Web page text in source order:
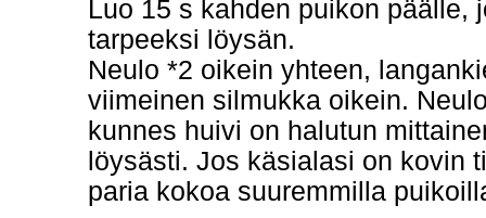
Luo 15 s kahden puikon päälle,
tarpeeksi löysän.
Neulo *2 oikein yhteen,
viimeinen silmukka oikein.
kunnes huivi on halutun
löysästi. Jos käsialasi on kovin
paria kokoa suuremmilla